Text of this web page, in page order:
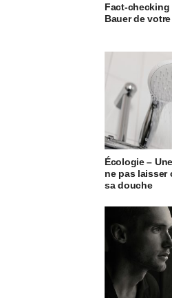
Fact-checking
Bauer de
Écologie –
ne pas laisser
sa douche